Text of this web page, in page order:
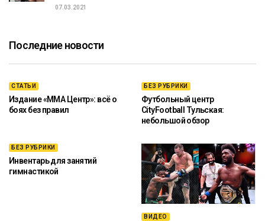
07.03.2021
Последние новости
СТАТЬИ
Издание «ММА Центр»: всё о
боях без правил
БЕЗ РУБРИКИ
Футбольный центр
CityFootball Тульская:
небольшой обзор
БЕЗ РУБРИКИ
Инвентарь для занятий
гимнастикой
ВИДЕО